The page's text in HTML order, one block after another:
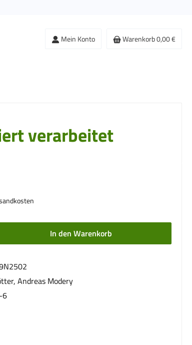
Mein Konto Warenkorb0,00 €
verarbeitet
Wert ein oder benutze die Schaltflächen um die
In den Warenkorb
Andreas Modery
6